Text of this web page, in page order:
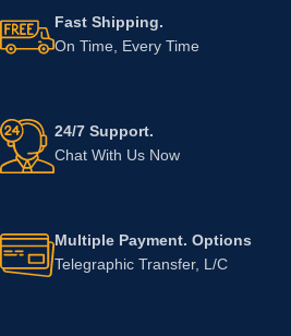
Fast Shipping.
On Time, Every Time
24/7 Support.
Chat With Us Now
Multiple Payment. Options
Telegraphic Transfer, L/C